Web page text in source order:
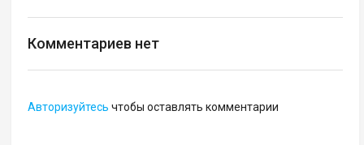
Комментариев нет
Авторизуйтесь чтобы оставлять комментарии